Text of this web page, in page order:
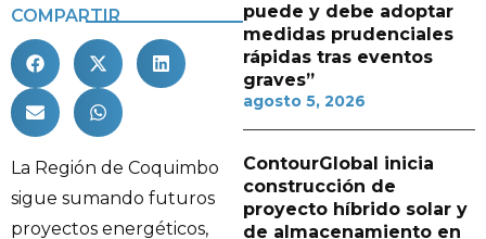
COMPARTIR
La Región de Coquimbo
sigue sumando futuros
proyectos energéticos,
puede y debe adoptar
medidas prudenciales
rápidas tras eventos
graves”
agosto 5, 2026
ContourGlobal inicia
construcción de
proyecto híbrido solar y
de almacenamiento en